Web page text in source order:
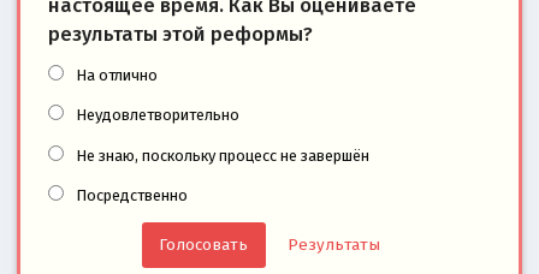
настоящее время. Как Вы оцениваете
результаты этой реформы?
На отлично
Неудовлетворительно
Не знаю, поскольку процесс не завершён
Посредственно
Результаты